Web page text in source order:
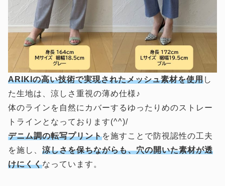
ARIKIの高い技術で実現されたメッシュ素材を使用し
た生地は、涼しさ重視の薄め仕様♪
体のラインを自然にカバーするゆったりめのストレー
トラインとなっております(^^)/
デニム調の転写プリントを施すことで防視認性の工夫
を施し、 涼しさを保ちながらも、穴の開いた素材が透
けにくくなっています。